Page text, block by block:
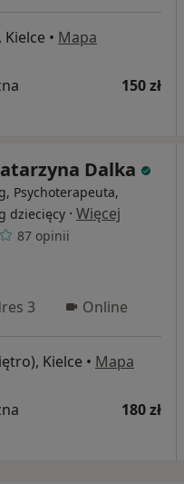
Kielce • Mapa
150 zł
Dalka
Psychoterapeuta,
dziecięcy · Więcej
87 opinii
3 Online
Kielce • Mapa
180 zł